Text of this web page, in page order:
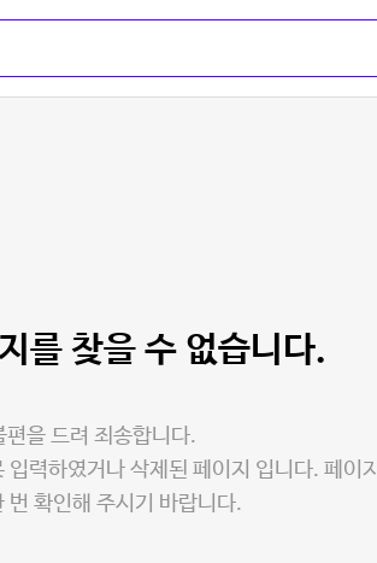
를 찾을 수 없습니다.
편을 드려 죄송합니다.
력하였거나 삭제된 페이지 입니다. 페이지
번 확인해 주시기 바랍니다.